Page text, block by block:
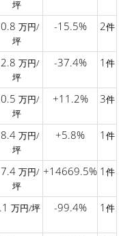
坪
万円/
坪
-15.5% 2件
万円/
坪
-37.4% 1 件
万円/
坪
+11.2% 3件
万円/
坪
+5.8% 1 件
万円/
坪
+14669.5% 1 件
万円/坪 -99.4% 1 件